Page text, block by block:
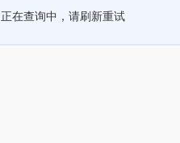
正在查询中，请刷新重试